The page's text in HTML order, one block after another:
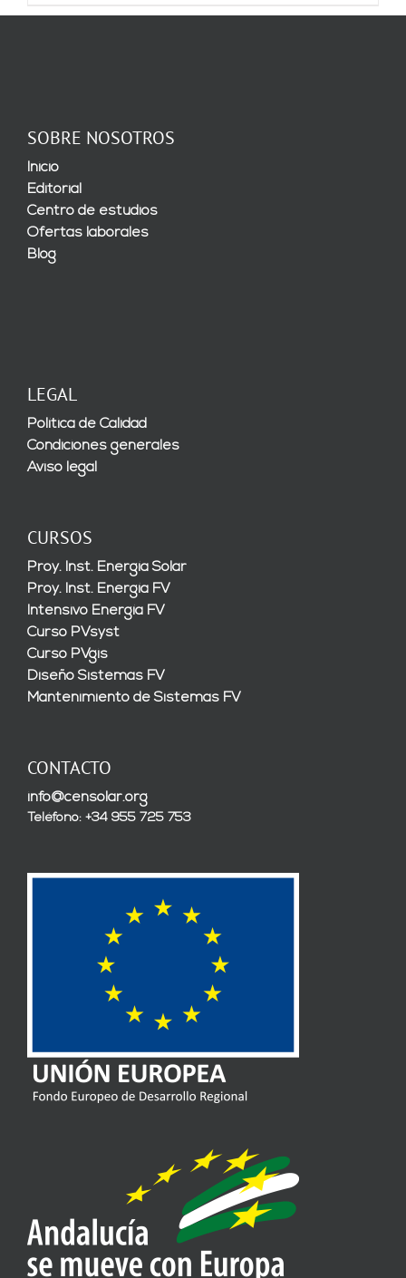
SOBRE NOSOTROS
Inicio
Editorial
Centro de estudios
Ofertas laborales
Blog
LEGAL
Política de Calidad
Condiciones generales
Aviso legal
CURSOS
Proy. Inst. Energía Solar
Proy. Inst. Energía FV
Intensivo Energía FV
Curso PVsyst
Curso PVgis
Diseño Sistemas FV
Mantenimiento de Sistemas FV
CONTACTO
info@censolar.org
Teléfono: +34 955 725 753